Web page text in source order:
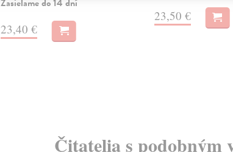
23,40 €
23,50 €
Čitatelia s podobným